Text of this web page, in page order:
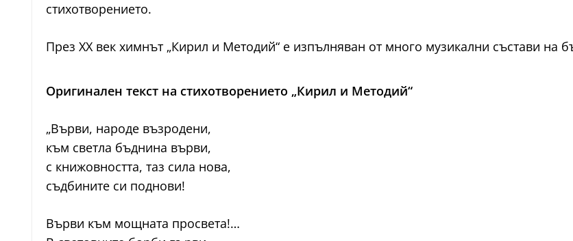
стихотворението.
През XX век химнът „Кирил и Методий“ е изпълняван от много музикални състави на
Оригинален текст на стихотворението „Кирил и Методий“
„Върви, народе възродени,
към светла бъднина върви,
с книжовността, таз сила нова,
съдбините си поднови!
Върви към мощната просвета!…